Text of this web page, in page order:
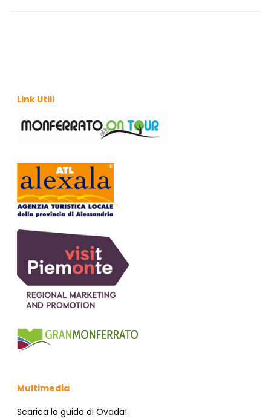
Link Utili
Multimedia
Scarica la guida di Ovada!